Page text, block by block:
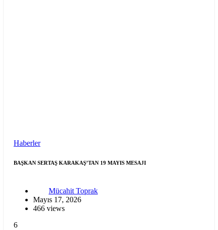
Haberler
BAŞKAN SERTAŞ KARAKAŞ’TAN 19 MAYIS MESAJI
Mücahit Toprak
Mayıs 17, 2026
466 views
6